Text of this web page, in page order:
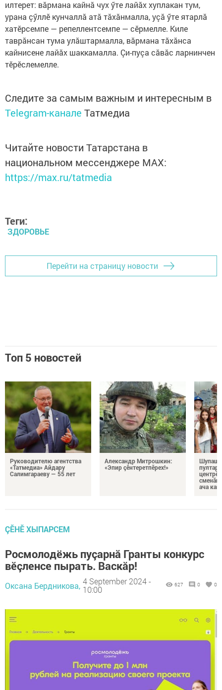
илтерет: вăрмана кайнă чух ӳте лайăх хуплакан тум,
урана çӳллӗ кунчаллă атă тăхăнмалла, уçă ӳте ятарлă
хатӗрсемпе — репеллентсемпе — сӗрмелле. Киле
таврăнсан тума улăштармалла, вăрмана тăхăнса
кайнисене лайăх шаккамалла. Çи-пуçа сăвăс ларнинчен
тĕрĕслемелле.
Следите за самым важным и интересным в
Telegram-канале Татмедиа
Читайте новости Татарстана в
национальном мессенджере MАХ:
https://max.ru/tatmedia
Теги:
ЗДОРОВЬЕ
Перейти на страницу новости
Топ 5 новостей
Руководителю агентства
«Татмедиа» Айдару
Салимгараеву — 55 лет
Александр Митрошкин:
«Эпир çӗнтеретпӗрех!»
ача
ÇӖНӖ ХЫПАРСЕМ
Росмолодёжь пуçарнă Гранты конкурс
вӗçленсе пырать. Васкăр!
Оксана Бердникова, 4 September 2024 -
10:00
627 0 0